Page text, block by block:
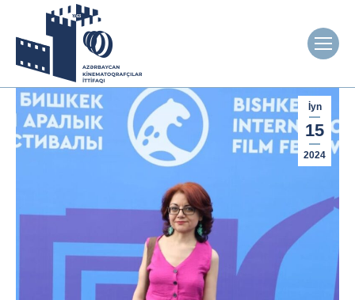
İyn
15
2024